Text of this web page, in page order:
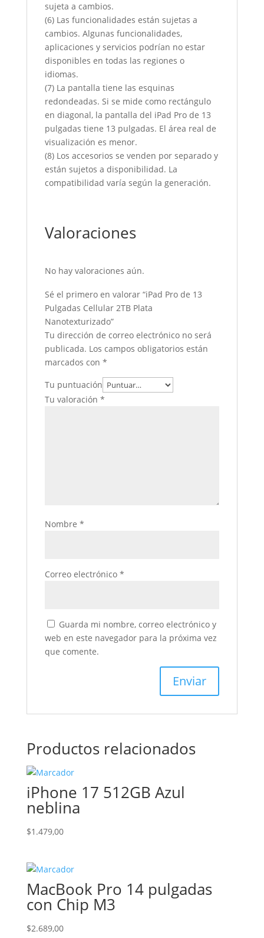
sujeta a cambios.
(6) Las funcionalidades están sujetas a
cambios. Algunas funcionalidades,
aplicaciones y servicios podrían no estar
disponibles en todas las regiones o
idiomas.
(7) La pantalla tiene las esquinas
redondeadas. Si se mide como rectángulo
en diagonal, la pantalla del iPad Pro de 13
pulgadas tiene 13 pulgadas. El área real de
visualización es menor.
(8) Los accesorios se venden por separado y
están sujetos a disponibilidad. La
compatibilidad varía según la generación.
Valoraciones
No hay valoraciones aún.
Sé el primero en valorar “iPad Pro de 13
Pulgadas Cellular 2TB Plata
Nanotexturizado”
Tu dirección de correo electrónico no será
publicada. Los campos obligatorios están
marcados con *
Tu puntuación
Tu valoración *
Nombre *
Correo electrónico *
Guarda mi nombre, correo electrónico y
web en este navegador para la próxima vez
que comente.
Productos relacionados
iPhone 17 512GB Azul
neblina
$1.479,00
MacBook Pro 14 pulgadas
con Chip M3
$2.689,00